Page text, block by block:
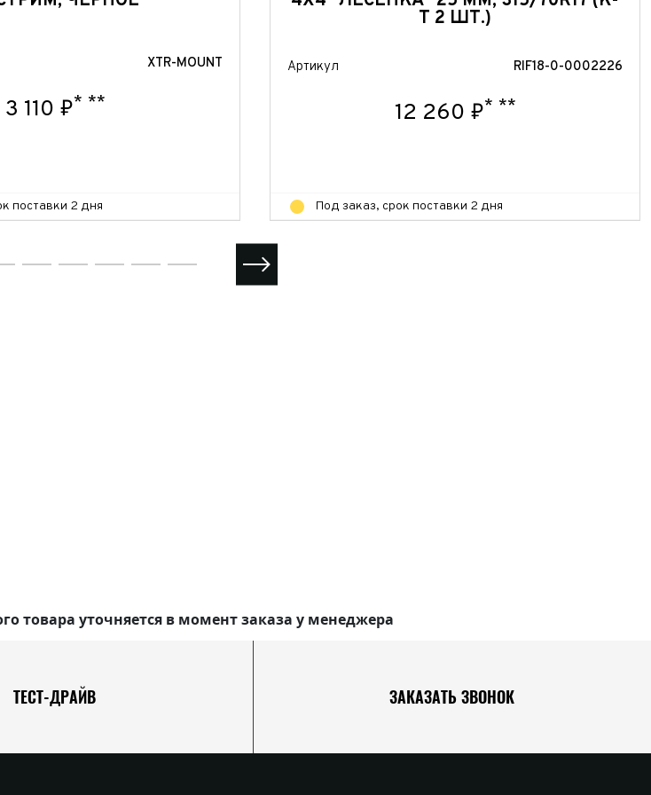
XTR-MOUNT
3 110 ₽* **
поставки 2 дня
Т 2 ШТ.)
Артикул RIF18-0-0002226
12 260 ₽* **
Под заказ, срок поставки 2 дня
товара уточняется в момент заказа у менеджера
ТЕСТ-ДРАЙВ ЗАКАЗАТЬ ЗВОНОК